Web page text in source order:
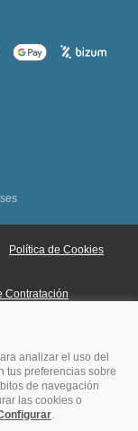
Política de Cookies
Contratación
Veturis Travel S.A.
Tel: +34